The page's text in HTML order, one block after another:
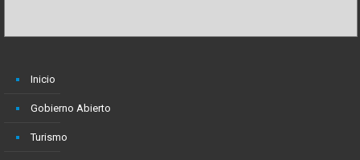
Inicio
Gobierno Abierto
Turismo